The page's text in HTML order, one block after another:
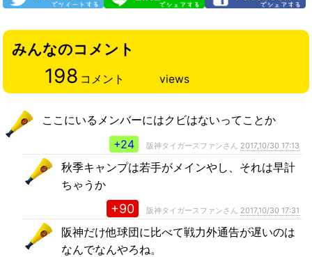
みんなのコメント
198 コメント views
ここにいるメンバーにはクビはないってことか
+24
阪神タイガースファンさん 2017,10/30 17:13
秋季キャンプは若手がメインやし、それは早計
ちゃうか
+90 阪神タイガースファンさん 2017,10/30 17:31
阪神だけ他球団に比べて戦力外通告が遅いのは
なんでなんやろね。